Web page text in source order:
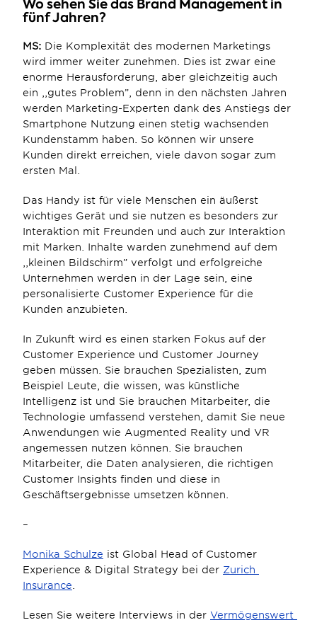
Wo sehen Sie das Brand Management in
fünf Jahren?
MS: Die Komplexität des modernen Marketings
wird immer weiter zunehmen. Dies ist zwar eine
enorme Herausforderung, aber gleichzeitig auch
ein ,,gutes Problem”, denn in den nächsten Jahren
werden Marketing-Experten dank des Anstiegs der
Smartphone Nutzung einen stetig wachsenden
Kundenstamm haben. So können wir unsere
Kunden direkt erreichen, viele davon sogar zum
ersten Mal.
Das Handy ist für viele Menschen ein äußerst
wichtiges Gerät und sie nutzen es besonders zur
Interaktion mit Freunden und auch zur Interaktion
mit Marken. Inhalte warden zunehmend auf dem
,,kleinen Bildschirm” verfolgt und erfolgreiche
Unternehmen werden in der Lage sein, eine
personalisierte Customer Experience für die
Kunden anzubieten.
In Zukunft wird es einen starken Fokus auf der
Customer Experience und Customer Journey
geben müssen. Sie brauchen Spezialisten, zum
Beispiel Leute, die wissen, was künstliche
Intelligenz ist und Sie brauchen Mitarbeiter, die
Technologie umfassend verstehen, damit Sie neue
Anwendungen wie Augmented Reality und VR
angemessen nutzen können. Sie brauchen
Mitarbeiter, die Daten analysieren, die richtigen
Customer Insights finden und diese in
Geschäftsergebnisse umsetzen können.
–
Monika Schulze ist Global Head of Customer
Experience & Digital Strategy bei der Zurich
Insurance
Lesen Sie weitere Interviews in der Vermögenswert